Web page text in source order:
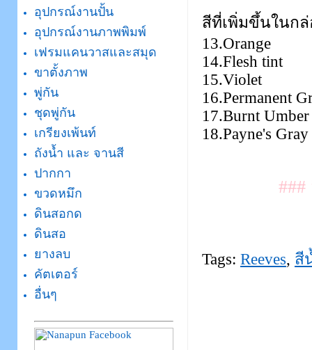
อุปกรณ์งานปั้น
อุปกรณ์งานภาพพิมพ์
เฟรมแคนวาสและสมุด
ขาตั้งภาพ
พู่กัน
ชุดพู่กัน
เกรียงเพ้นท์
ถังน้ำ และ จานสี
ปากกา
ขวดหมึก
ดินสอกด
ดินสอ
ยางลบ
คัตเตอร์
อื่นๆ
สีที่เพิ่มขึ้นในกล่
13.Orange
14.Flesh tint
15.Violet
16.Permanent
17.Burnt Umber
18.Payne's Gray
Tags: Reeves, สี